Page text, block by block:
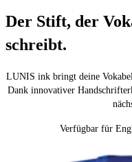
Der Stift, der
schreibt.
LUNIS ink bringt deine
Dank innovativer
Verfügbar für